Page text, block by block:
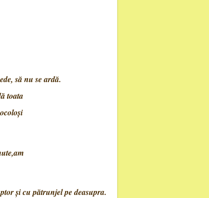
să nu se ardă.
toata
şi cu pătrunjel pe deasupra.